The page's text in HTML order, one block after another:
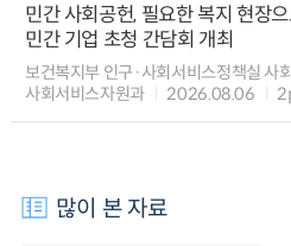
민간 사회공헌, 필요한 복지 현장
민간 기업 초청 간담회 개최
보건복지부 인구·사회서비스정책실 사
사회서비스자원과
2026.08.06
많이 본 자료